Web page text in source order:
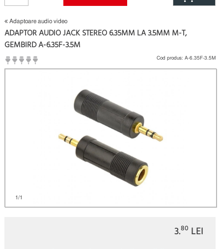
Adaptoare audio video
1/1
ADAPTOR AUDIO JACK STEREO 6.35MM LA 3.5MM M-T,
GEMBIRD A-6.35F-3.5M
(
Cod produs: A-6.35F-3.5M
3.80 LEI